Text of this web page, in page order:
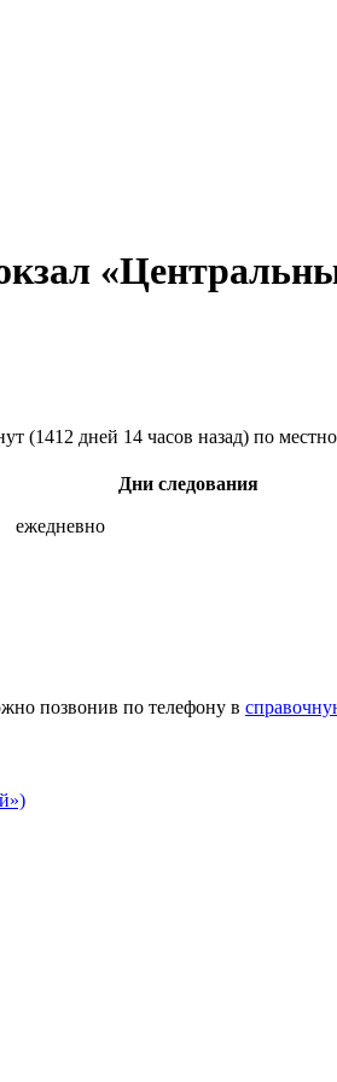
(1412 дней 14 часов назад) по
Дни следования
ежедневно
позвонив по телефону в